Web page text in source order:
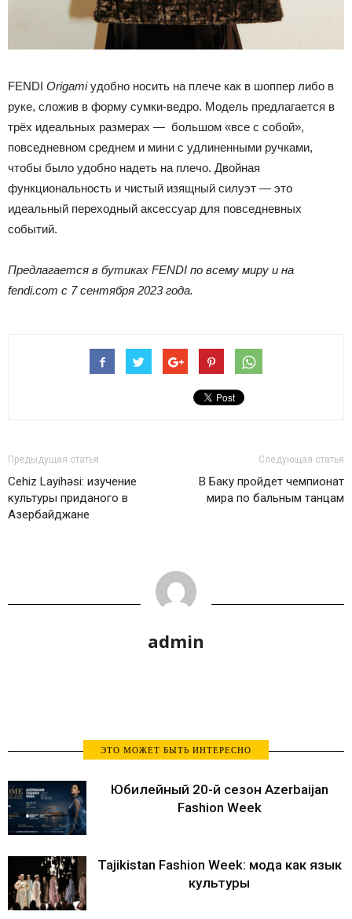
FENDI Origamiудобно носить на плече как в шоппер либо в
руке, сложив в форму сумки-ведро. Модель предлагается в
трёх идеальных размерах — большом «все с собой»,
повседневном среднем и мини с удлиненными ручками,
чтобы было удобно надеть на плечо. Двойная
функциональность и чистый изящный силуэт — это
идеальный переходный аксессуар для повседневных
событий.
Предлагается в бутиках FENDI по всему миру и на
fendi.com с 7 сентября 2023 года.
Предыдущая статья
Cehiz Layihəsi: изучение
культуры приданого в
Азербайджане
Следующая статья
В Баку пройдет чемпионат
мира по бальным танцам
admin
ЭТО МОЖЕТ БЫТЬ ИНТЕРЕСНО
Юбилейный 20-й сезон Azerbaijan
Fashion Week
Tajikistan Fashion Week: мода как язык
культуры